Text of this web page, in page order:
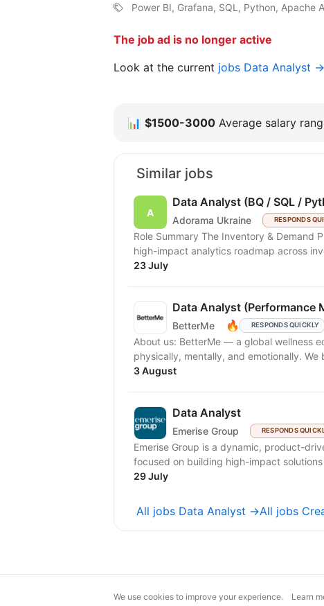
Power BI, Grafana, SQL, Python, Apache
The job ad is no longer active
Look at the current jobs Data Analyst →
📊 $1500-3000 Average salary
Similar jobs
Data Analyst (BQ / SQL /
Adorama Ukraine RESPONDS
Role Summary The Inventory & Demand Planning team is hiring a Data Analyst to scale a
high-impact analytics roadmap across
23 July
Data Analyst (Performance
BetterMe 🔥 RESPONDS QUICKLY
About us: BetterMe — a global wellness ecosystem empowering millions to become better —
physically, mentally, and emotionally.
3 August
Data Analyst
Emerise Group RESPONDS
Emerise Group is a dynamic, product-
focused on building high-impact
29 July
All jobs Data Analyst →All jobs
magic@djinni.co Terms of Use Suggest
We use cookies to improve your experience. Learn